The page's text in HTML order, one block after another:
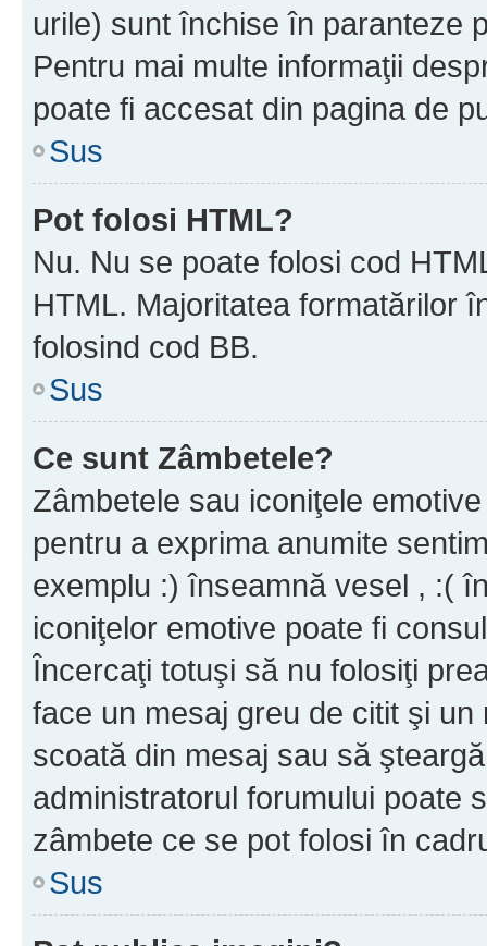
urile) sunt închise în paranteze
Pentru mai multe informaţii
poate fi accesat din pagina de
Sus
Pot folosi HTML?
Nu. Nu se poate folosi cod
HTML. Majoritatea formatărilor
folosind cod BB.
Sus
Ce sunt Zâmbetele?
Zâmbetele sau iconiţele
pentru a exprima anumite
exemplu :) înseamnă vesel , :(
iconiţelor emotive poate fi
Încercaţi totuşi să nu folosiţi
face un mesaj greu de citit şi
scoată din mesaj sau să
administratorul forumului poate
zâmbete ce se pot folosi în
Sus